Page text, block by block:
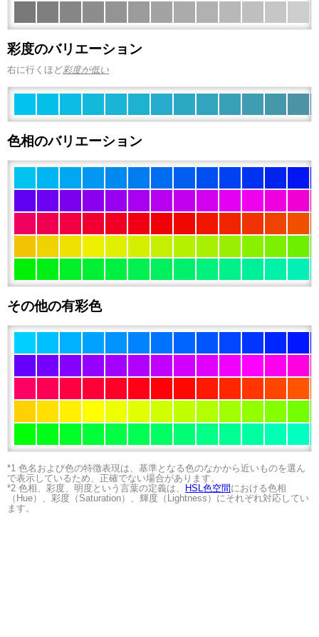
彩度のバリエーション
右に行くほど彩度が低い
色相のバリエーション
その他の有彩色
*1 色名および色の特徴表現は、基準となる色のなかから近いものを選ん
で表示しているため、正確でない場合があります。
*2 色相、彩度、明度という言葉の定義は、
HSL色空間 における色相
（Hue）、彩度（Saturation）、輝度（Lightness）にそれぞれ対応してい
ます。